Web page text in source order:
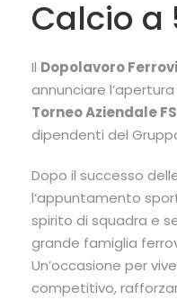
Calcio a
Il Dopolavoro
annunciare
Torneo Aziendale
dipendenti del
Dopo il successo
l’appuntamento
spirito di squadra e
grande famiglia
Un’occasione per
competitivo,